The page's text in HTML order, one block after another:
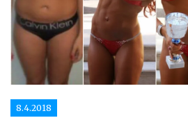
8.4.2018